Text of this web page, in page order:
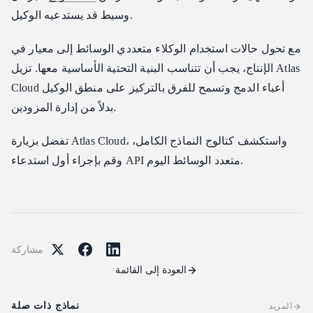
وسيط قد يستدعيه الوكيل.
مع تحول حالات استخدام الوكلاء متعددي الوسائط إلى معيار في
الإنتاج، يجب أن تتناسب البنية التحتية الأساسية معها. تزيل Atlas
Cloud أعباء الدمج وتسمح للفرق بالتركيز على منطق الوكيل
بدلاً من إدارة المزودين.
تفضل بزيارة Atlas Cloud، واستكشف كتالوج النماذج الكامل،
وقم بإجراء أول استدعاء API متعدد الوسائط اليوم.
مشاركة
العودة إلى القائمة
نماذج ذات صلة المزيد